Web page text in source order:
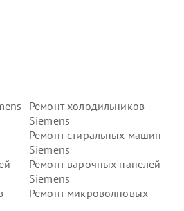
Ремонт холодильников
Siemens
Ремонт стиральных машин
Siemens
Ремонт варочных панелей
Siemens
Ремонт микроволновых